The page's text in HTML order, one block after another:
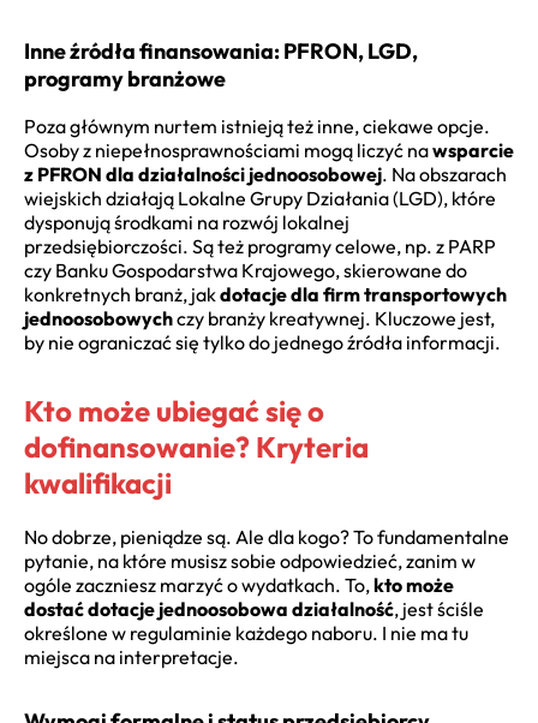
Inne źródła finansowania: PFRON, LGD,
programy branżowe
Poza głównym nurtem istnieją też inne, ciekawe opcje.
Osoby z niepełnosprawnościami mogą liczyć nawsparcie
z PFRON dla działalności jednoosobowej. Na obszarach
wiejskich działają Lokalne Grupy Działania (LGD), które
dysponują środkami na rozwój lokalnej
przedsiębiorczości. Są też programy celowe, np. z PARP
czy Banku Gospodarstwa Krajowego, skierowane do
konkretnych branż, jakdotacje dla firm transportowych
jednoosobowychczy branży kreatywnej. Kluczowe jest,
by nie ograniczać się tylko do jednego źródła informacji.
Kto może ubiegać się o
dofinansowanie? Kryteria
kwalifikacji
No dobrze, pieniądze są. Ale dla kogo? To fundamentalne
pytanie, na które musisz sobie odpowiedzieć, zanim w
ogóle zaczniesz marzyć o wydatkach. To,kto może
dostać dotacje jednoosobowa działalność, jest ściśle
określone w regulaminie każdego naboru. I nie ma tu
miejsca na interpretacje.